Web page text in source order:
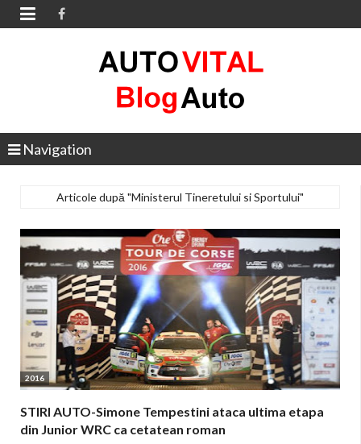

Navigation
Articole după "Ministerul Tineretului si Sportului"
2016
STIRI AUTO-Simone Tempestini ataca ultima etapa
din Junior WRC ca cetatean roman